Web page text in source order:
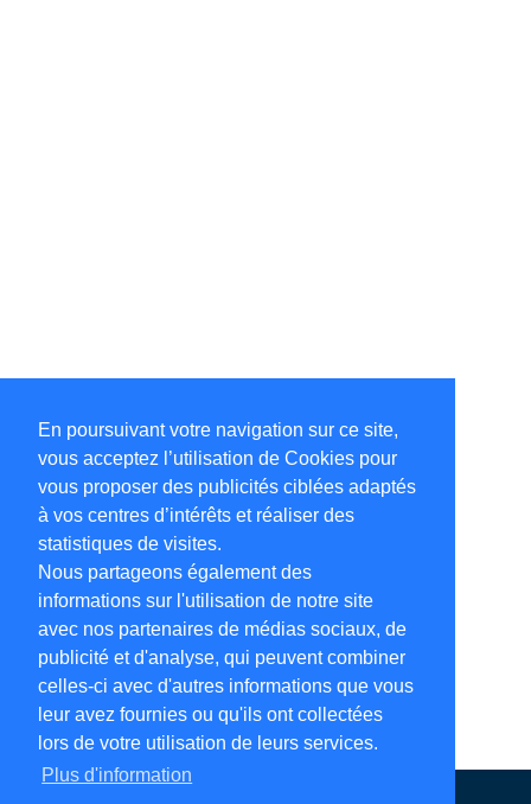
En poursuivant votre navigation sur ce site,
vous acceptez l’utilisation de Cookies pour
vous proposer des publicités ciblées adaptés
à vos centres d’intérêts et réaliser des
statistiques de visites.
Nous partageons également des
informations sur l'utilisation de notre site
avec nos partenaires de médias sociaux, de
publicité et d'analyse, qui peuvent combiner
celles-ci avec d'autres informations que vous
leur avez fournies ou qu'ils ont collectées
lors de votre utilisation de leurs services.
Plus d'information